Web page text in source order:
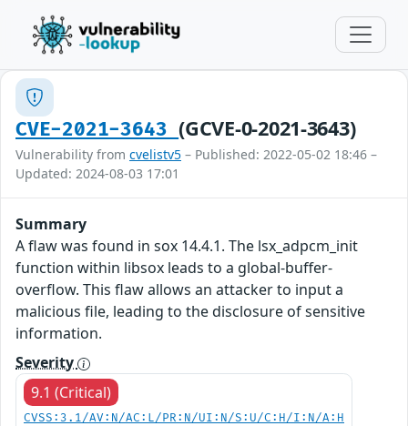
CVE-2021-3643(GCVE-0-2021-3643)
Vulnerability from cvelistv5 – Published: 2022-05-02 18:46 –
Updated: 2024-08-03 17:01
Summary
A flaw was found in sox 14.4.1. The lsx_adpcm_init
function within libsox leads to a global-buffer-
overflow. This flaw allows an attacker to input a
malicious file, leading to the disclosure of sensitive
information.
Severity
9.1 (Critical)
CVSS:3.1/AV:N/AC:L/PR:N/UI:N/S:U/C:H/I:N/A:H